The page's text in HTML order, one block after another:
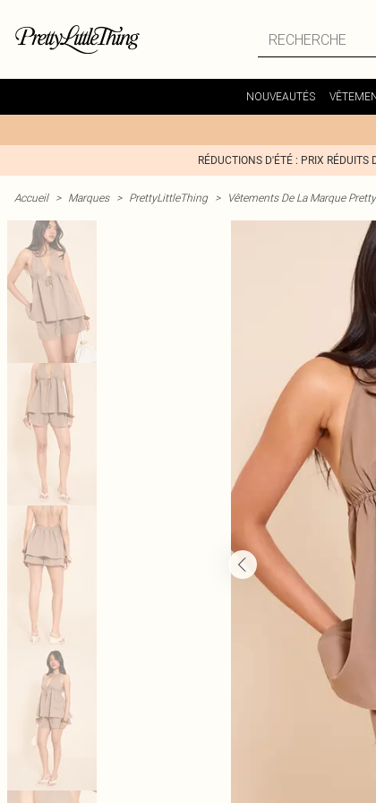
NOUVEAUTÉS
RÉDUCTIONS D'ÉTÉ : PRIX RÉDUITS
Accueil > Marques > PrettyLittleThing > Vêtements De La Marque